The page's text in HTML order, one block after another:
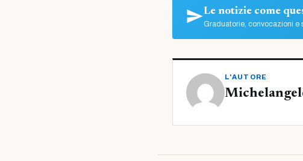
Le notizie come
Graduatorie, convocazioni e
L'AUTORE